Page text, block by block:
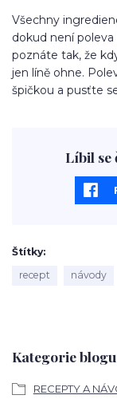
Kategorie blogu
RECEPTY A
Všechny
dokud není poleva
poznáte tak, že
jen líně ohne.
špičkou a pusťte
Líbil se
Štítky
recept
návody